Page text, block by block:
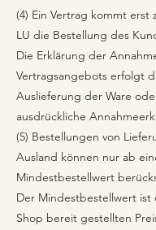
(4) Ein Vertrag kommt erst
LU die Bestellung des
Die Erklärung der
Vertragsangebots erfolgt
Auslieferung der Ware
ausdrückliche
(5) Bestellungen von
Ausland können nur ab
Mindestbestellwert
Der Mindestbestellwert ist
Shop bereit gestellten